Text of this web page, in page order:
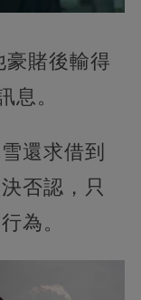
賭後輸得
息。
還求借到
否認，只
為。